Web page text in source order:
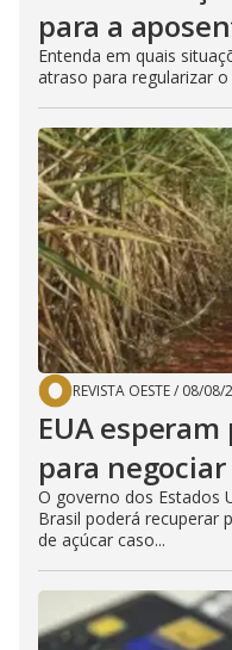
para a
Entenda em quais
atraso para regularizar
REVISTA OESTE/ 08/08/
EUA
para
O governo dos Estados
Brasil poderá recuperar
de açúcar caso...